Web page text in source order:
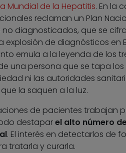
Mundial de la Hepatitis. En la
reclaman un Plan
diagnosticados, que se
explosión de diagnósticos en
emula a la leyenda de los
una persona que se tapa los
ni las autoridades
la saquen a la luz.
de pacientes trabajan
destaparel alto número
. El interés en detectarlos de
tratarla y curarla.